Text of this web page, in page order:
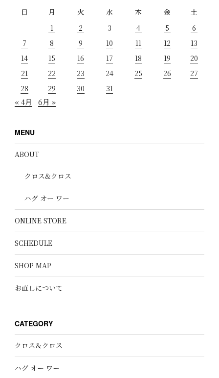
日
月 火 水 木 金
土
1
2 3 4 5
6
7
8 9 10 11 12
13
14
15 16 17 18 19
20
21
22 23 24 25 26
27
28
29 30 31
« 4月 6月 »
MENU
ABOUT
クロス&クロス
ハグ オー ワー
ONLINE STORE
SCHEDULE
SHOP MAP
お直しについて
CATEGORY
クロス＆クロス
ハグ オー ワー